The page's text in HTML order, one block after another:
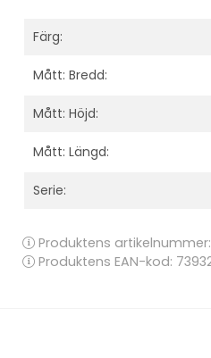
Färg:
Mått: Bredd:
Mått: Höjd:
Mått: Längd:
Serie:
Produktens artikelnummer:
Produktens EAN-kod: